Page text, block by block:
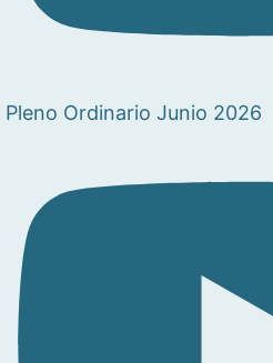
Pleno Ordinario Junio 2026